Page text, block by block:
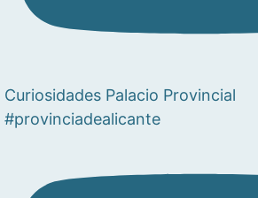
Curiosidades Palacio Provincial
#provinciadealicante